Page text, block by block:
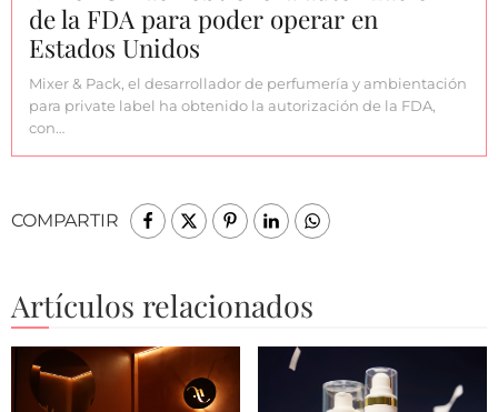
de la FDA para poder operar en
Estados Unidos
Mixer & Pack, el desarrollador de perfumería y ambientación
para private label ha obtenido la autorización de la FDA,
con…
COMPARTIR
Artículos relacionados